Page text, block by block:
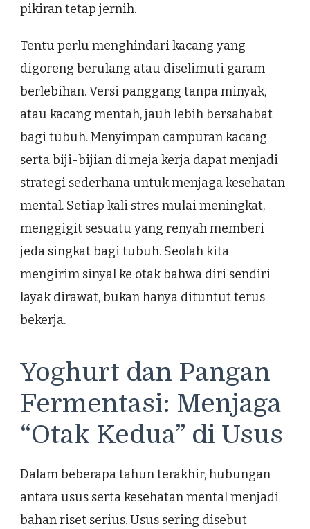
pikiran tetap jernih.
Tentu perlu menghindari kacang yang
digoreng berulang atau diselimuti garam
berlebihan. Versi panggang tanpa minyak,
atau kacang mentah, jauh lebih bersahabat
bagi tubuh. Menyimpan campuran kacang
serta biji-bijian di meja kerja dapat menjadi
strategi sederhana untuk menjaga kesehatan
mental. Setiap kali stres mulai meningkat,
menggigit sesuatu yang renyah memberi
jeda singkat bagi tubuh. Seolah kita
mengirim sinyal ke otak bahwa diri sendiri
layak dirawat, bukan hanya dituntut terus
bekerja.
Yoghurt dan Pangan
Fermentasi: Menjaga
“Otak Kedua” di Usus
Dalam beberapa tahun terakhir, hubungan
antara usus serta kesehatan mental menjadi
bahan riset serius. Usus sering disebut